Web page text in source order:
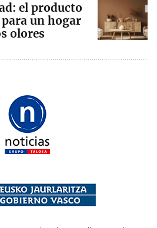
el producto
un hogar
olores